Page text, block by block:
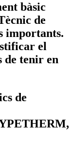
bàsic
de
importants.
el
de tenir en
de